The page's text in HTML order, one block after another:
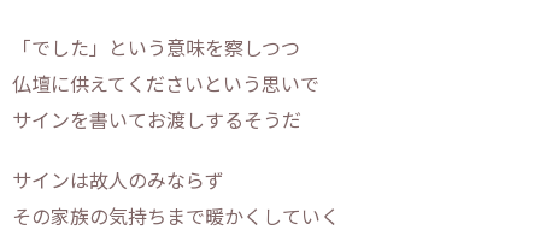
「でした」という意味を察しつつ
仏壇に供えてくださいという思いで
サインを書いてお渡しするそうだ
サインは故人のみならず
その家族の気持ちまで暖かくしていく